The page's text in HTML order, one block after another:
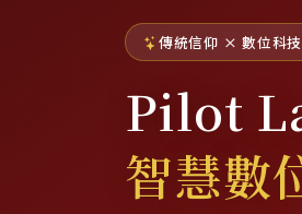
傳統信仰 × 數位科技
Pilot
智慧數